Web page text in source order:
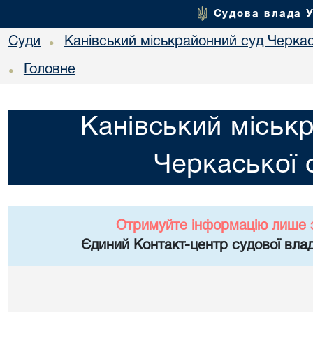
Судова влада
Суди • Канівський міськрайонний суд
• Головне
Канівський
Черкаської
Отримуйте інформацію лише
Єдиний Контакт-центр судової